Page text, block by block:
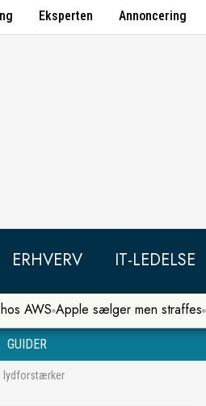
Eksperten Annoncering
ERHVERV IT-LEDELSE
AWS Apple sælger men straffes
GUIDER
lydforstærker